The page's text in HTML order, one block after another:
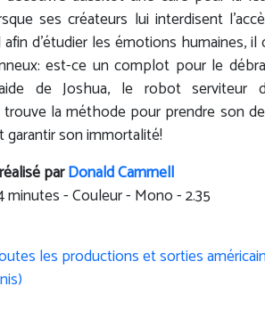
ses créateurs lui interdisent
d'étudier les émotions humaines, il
est-ce un complot pour le
de Joshua, le robot serviteur
trouve la méthode pour prendre son
garantir son immortalité!
parDonald Cammell
minutes - Couleur - Mono - 2.35